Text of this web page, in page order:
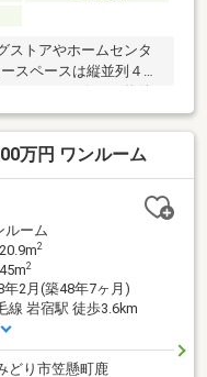
トアやホームセンタ
スペースは縦並列４台
町小学校まで徒歩３
♪◇ ディスカウントド
Ａファーマーズ太田
店まで徒歩１１分
万円 ワンルーム
ルーム
2
2
年2月(築48年7ヶ月)
線 岩宿駅 徒歩3.6km
どり市笠懸町鹿